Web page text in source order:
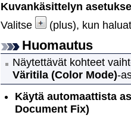
Kuvankäsittelyn
Valitse
(plus), kun
Huomautus
Näytettävät kohteet
Väritila (Color Mode)-
Käytä automaattista
Document Fix)